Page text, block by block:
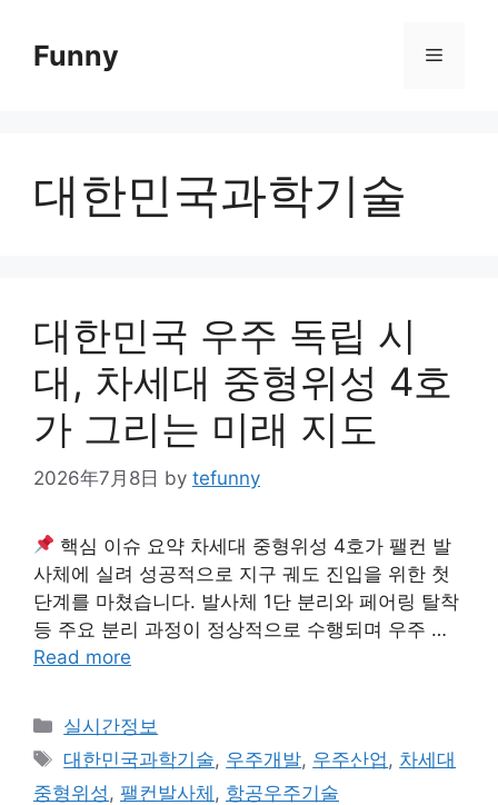
contentFunny Menu
대한민국과학기술
대한민국 우주 독립 시
대, 차세대 중형위성 4호
가 그리는 미래 지도
2026年7月8日 by tefunny
핵심 이슈 요약 차세대 중형위성 4호가 팰컨 발
사체에 실려 성공적으로 지구 궤도 진입을 위한 첫
단계를 마쳤습니다. 발사체 1단 분리와 페어링 탈착
등 주요 분리 과정이 정상적으로 수행되며 우주 …
Read more
Categories
실시간정보
Tags
대한민국과학기술, 우주개발, 우주산업 , 차세대
중형위성 , 팰컨발사체 , 항공우주기술